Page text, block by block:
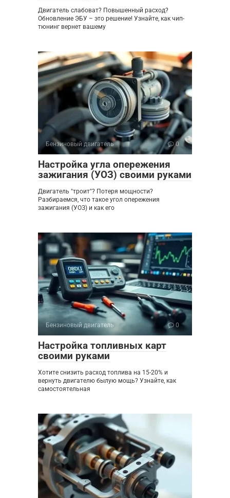
Двигатель слабоват? Повышенный расход?
Обновление ЭБУ – это решение! Узнайте, как чип-
тюнинг вернет вашему
Бензиновый двигатель 0
Настройка угла опережения
зажигания (УОЗ) своими руками
Двигатель "троит"? Потеря мощности?
Разбираемся, что такое угол опережения
зажигания (УОЗ) и как его
Бензиновый двигатель 0
Настройка топливных карт
своими руками
Хотите снизить расход топлива на 15-20% и
вернуть двигателю былую мощь? Узнайте, как
самостоятельная